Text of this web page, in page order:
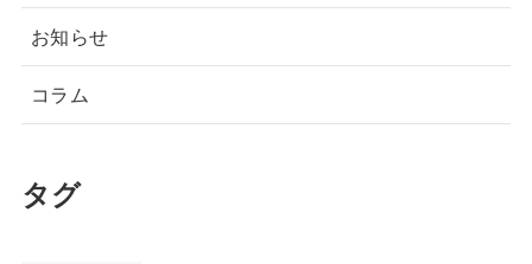
お知らせ
コラム
タグ